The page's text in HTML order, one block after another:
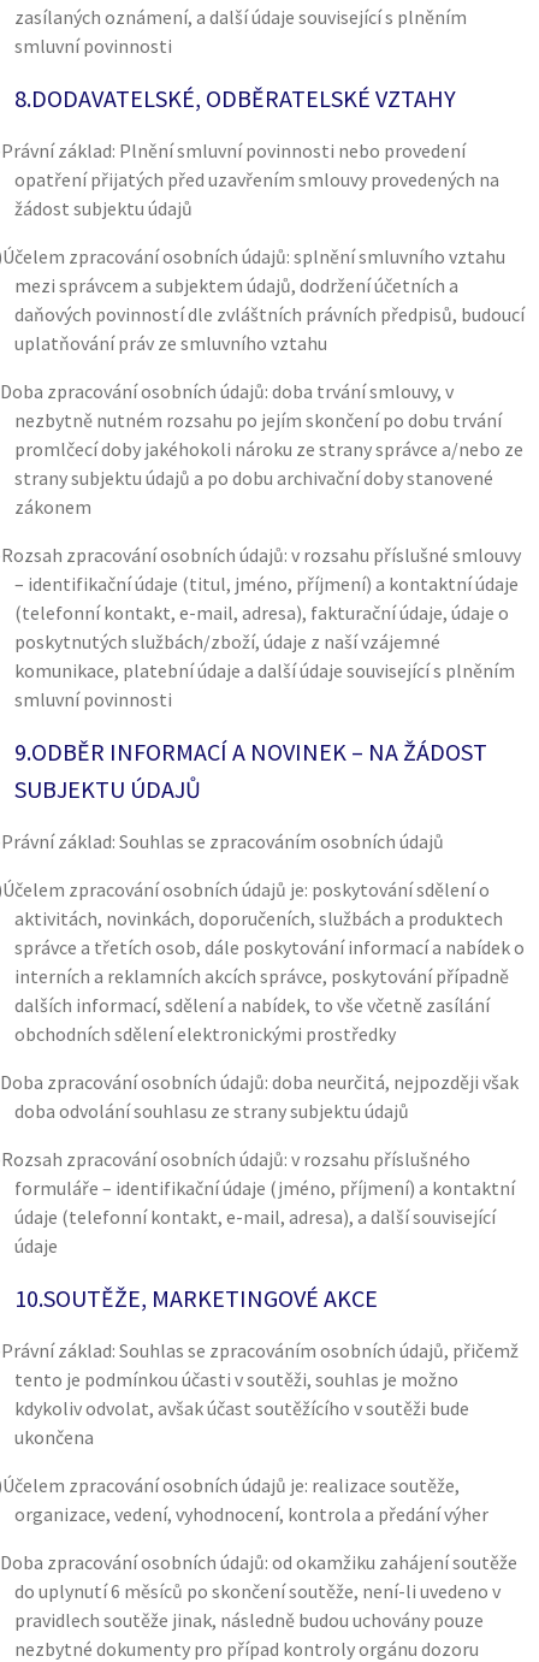
zasílaných oznámení, a další údaje související s plněním
smluvní povinnosti
8.DODAVATELSKÉ, ODBĚRATELSKÉ VZTAHY
Právní základ: Plnění smluvní povinnosti nebo provedení
opatření přijatých před uzavřením smlouvy provedených na
žádost subjektu údajů
Účelem zpracování osobních údajů: splnění smluvního vztahu
mezi správcem a subjektem údajů, dodržení účetních a
daňových povinností dle zvláštních právních předpisů, budoucí
uplatňování práv ze smluvního vztahu
Doba zpracování osobních údajů: doba trvání smlouvy, v
nezbytně nutném rozsahu po jejím skončení po dobu trvání
promlčecí doby jakéhokoli nároku ze strany správce a/nebo ze
strany subjektu údajů a po dobu archivační doby stanovené
zákonem
Rozsah zpracování osobních údajů: v rozsahu příslušné smlouvy
– identifikační údaje (titul, jméno, příjmení) a kontaktní údaje
(telefonní kontakt, e-mail, adresa), fakturační údaje, údaje o
poskytnutých službách/zboží, údaje z naší vzájemné
komunikace, platební údaje a další údaje související s plněním
smluvní povinnosti
9.ODBĚR INFORMACÍ A NOVINEK – NA ŽÁDOST
SUBJEKTU ÚDAJŮ
Právní základ: Souhlas se zpracováním osobních údajů
Účelem zpracování osobních údajů je: poskytování sdělení o
aktivitách, novinkách, doporučeních, službách a produktech
správce a třetích osob, dále poskytování informací a nabídek o
interních a reklamních akcích správce, poskytování případně
dalších informací, sdělení a nabídek, to vše včetně zasílání
obchodních sdělení elektronickými prostředky
Doba zpracování osobních údajů: doba neurčitá, nejpozději však
doba odvolání souhlasu ze strany subjektu údajů
Rozsah zpracování osobních údajů: v rozsahu příslušného
formuláře – identifikační údaje (jméno, příjmení) a kontaktní
údaje (telefonní kontakt, e-mail, adresa), a další související
údaje
10.SOUTĚŽE, MARKETINGOVÉ AKCE
Právní základ: Souhlas se zpracováním osobních údajů, přičemž
tento je podmínkou účasti v soutěži, souhlas je možno
kdykoliv odvolat, avšak účast soutěžícího v soutěži bude
ukončena
Účelem zpracování osobních údajů je: realizace soutěže,
organizace, vedení, vyhodnocení, kontrola a předání výher
Doba zpracování osobních údajů: od okamžiku zahájení soutěže
do uplynutí 6 měsíců po skončení soutěže, není-li uvedeno v
pravidlech soutěže jinak, následně budou uchovány pouze
nezbytné dokumenty pro případ kontroly orgánu dozoru